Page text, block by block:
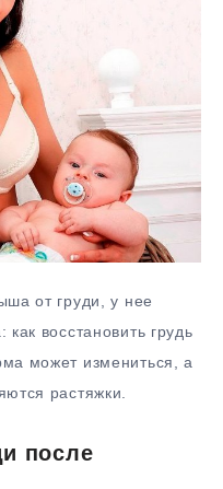
от груди, у нее
восстановить грудь
может измениться, а
растяжки.
после